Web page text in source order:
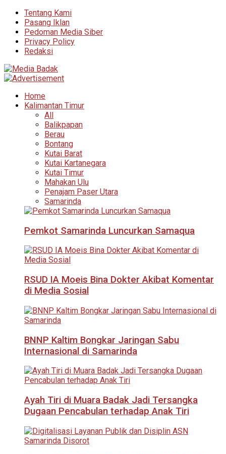
Tentang Kami
Pasang Iklan
Pedoman Media Siber
Privacy Policy
Redaksi
Home
Kalimantan Timur
All
Balikpapan
Berau
Bontang
Kutai Barat
Kutai Kartanegara
Kutai Timur
Mahakan Ulu
Penajam Paser Utara
Samarinda
Pemkot Samarinda Luncurkan Samaqua
RSUD IA Moeis Bina Dokter Akibat Komentar
di Media Sosial
BNNP Kaltim Bongkar Jaringan Sabu
Internasional di Samarinda
Ayah Tiri di Muara Badak Jadi Tersangka
Dugaan Pencabulan terhadap Anak Tiri